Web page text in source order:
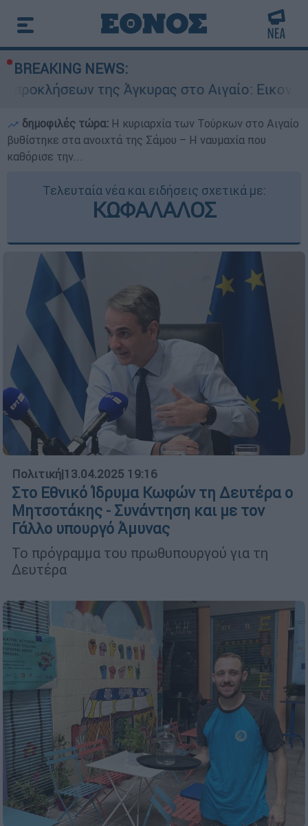
BREAKING NEWS:
της Άγκυρας στο Αιγαίο: Εικονική
δημοφιλές τώρα: Η κυριαρχία των Τούρκων στο Αιγαίο
βυθίστηκε στα ανοιχτά της Σάμου – Η ναυμαχία που
καθόρισε την...
Τελευταία νέα και ειδήσεις σχετικά με:
ΚΩΦΑΛΑΛΟΣ
Πολιτική|13.04.2025 19:16
Στο Εθνικό Ίδρυμα Κωφών τη Δευτέρα ο
Μητσοτάκης - Συνάντηση και με τον
Γάλλο υπουργό Άμυνας
Το πρόγραμμα του πρωθυπουργού για τη
Δευτέρα